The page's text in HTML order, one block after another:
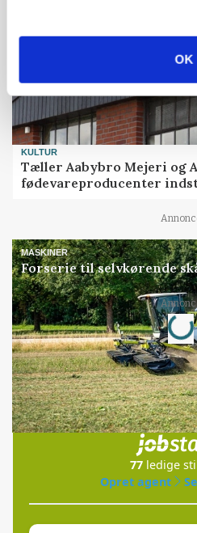
OK
KULTUR
Tæller Aabybro Mejeri og
fødevareproducenter
MASKINER
Forserie til selvkørende
Loading...
i
77 ledige
Opret agent